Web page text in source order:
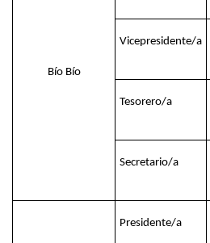
Bío Bío
Vicepresidente/a
Tesorero/a
Secretario/a
Presidente/a